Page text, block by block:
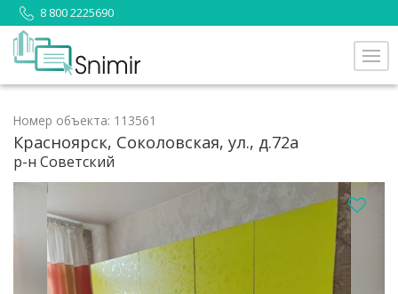
8 800 2225690
Номер объекта: 113561
Красноярск, Соколовская, ул., д.72а
р-н Советский